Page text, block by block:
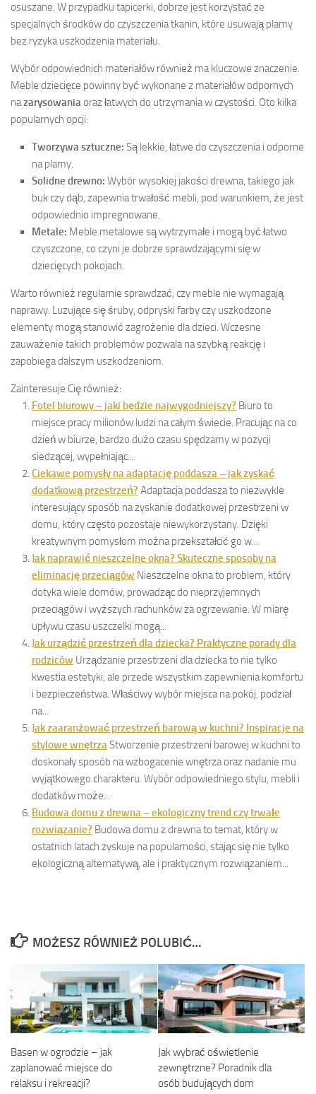
osuszane. W przypadku tapicerki, dobrze jest korzystać ze
specjalnych środków do czyszczenia tkanin, które usuwają plamy
bez ryzyka uszkodzenia materiału.
Wybór odpowiednich materiałów również ma kluczowe znaczenie.
Meble dziecięce powinny być wykonane z materiałów odpornych
nazarysowaniaoraz łatwych do utrzymania w czystości. Oto kilka
popularnych opcji:
Tworzywa sztuczne: Są lekkie, łatwe do czyszczenia i odporne
na plamy.
Solidne drewno: Wybór wysokiej jakości drewna, takiego jak
buk czy dąb, zapewnia trwałość mebli, pod warunkiem, że jest
odpowiednio impregnowane.
Metale: Meble metalowe są wytrzymałe i mogą być łatwo
czyszczone, co czyni je dobrze sprawdzającymi się w
dziecięcych pokojach.
Warto również regularnie sprawdzać, czy meble nie wymagają
naprawy. Luzujące się śruby, odpryski farby czy uszkodzone
elementy mogą stanowić zagrożenie dla dzieci. Wczesne
zauważenie takich problemów pozwala na szybką reakcję i
zapobiega dalszym uszkodzeniom.
Zainteresuje Cię również:
Fotel biurowy – jaki będzie najwygodniejszy? Biuro to
miejsce pracy milionów ludzi na całym świecie. Pracując na co
dzień w biurze, bardzo dużo czasu spędzamy w pozycji
siedzącej, wypełniając...
Ciekawe pomysły na adaptację poddasza – jak zyskać
dodatkową przestrzeń? Adaptacja poddasza to niezwykle
interesujący sposób na zyskanie dodatkowej przestrzeni w
domu, który często pozostaje niewykorzystany. Dzięki
kreatywnym pomysłom można przekształcić go w...
Jak naprawić nieszczelne okna? Skuteczne sposoby na
eliminację przeciągów Nieszczelne okna to problem, który
dotyka wiele domów, prowadząc do nieprzyjemnych
przeciągów i wyższych rachunków za ogrzewanie. W miarę
upływu czasu uszczelki mogą...
Jak urządzić przestrzeń dla dziecka? Praktyczne porady dla
rodziców Urządzanie przestrzeni dla dziecka to nie tylko
kwestia estetyki, ale przede wszystkim zapewnienia komfortu
i bezpieczeństwa. Właściwy wybór miejsca na pokój, podział
na...
Jak zaaranżować przestrzeń barową w kuchni? Inspiracje na
stylowe wnętrzaStworzenie przestrzeni barowej w kuchni to
doskonały sposób na wzbogacenie wnętrza oraz nadanie mu
wyjątkowego charakteru. Wybór odpowiedniego stylu, mebli i
dodatków może...
Budowa domu z drewna – ekologiczny trend czy trwałe
rozwiązanie? Budowa domu z drewna to temat, który w
ostatnich latach zyskuje na popularności, stając się nie tylko
ekologiczną alternatywą, ale i praktycznym rozwiązaniem...
MOŻESZ RÓWNIEŻ POLUBIĆ…
Basen w ogrodzie – jak
zaplanować miejsce do
relaksu i rekreacji?
Jak wybrać oświetlenie
zewnętrzne? Poradnik dla
osób budujących dom